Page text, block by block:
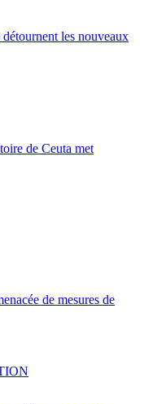
les nouveaux
de Ceuta met
de mesures de